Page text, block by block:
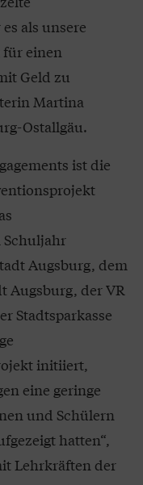
als unsere
einen
Geld zu
Martina
Ostallgäu.
ist die
Augsburg, dem
Augsburg, der VR
Stadtsparkasse
initiiert,
eine geringe
und Schülern
hatten“,
Lehrkräften der